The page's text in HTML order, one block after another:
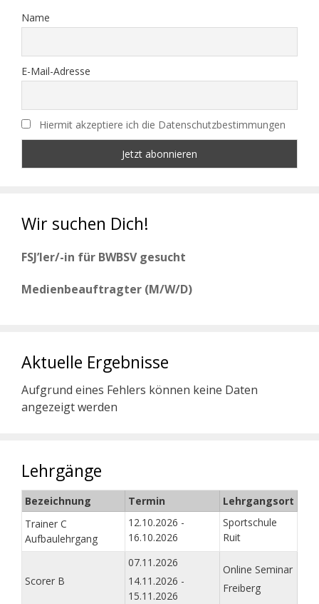
Name
E-Mail-Adresse
Hiermit akzeptiere ich die Datenschutzbestimmungen
Wir suchen Dich!
FSJ’ler/-in für BWBSV gesucht
Medienbeauftragter (M/W/D)
Aktuelle Ergebnisse
Aufgrund eines Fehlers können keine Daten
angezeigt werden
Lehrgänge
Bezeichnung Termin
Lehrgangsort
Trainer C
Aufbaulehrgang
12.10.2026 -
16.10.2026
Sportschule
Ruit
Scorer B
07.11.2026
14.11.2026 -
15.11.2026
Online Seminar
Freiberg